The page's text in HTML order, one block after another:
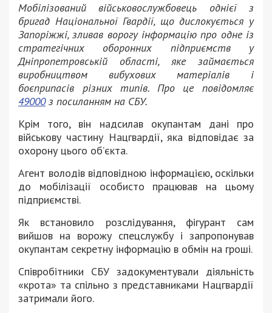
Мобілізований військовослужбовець однієї з
бригад Національної Гвардії, що дислокується у
Запоріжжі, зливав ворогу інформацію про одне із
стратегічних оборонних підприємств у
Дніпропетровській області, яке займається
виробництвом вибухових матеріалів і
боєприпасів різних типів. Про це повідомляє
49000з посиланням на СБУ.
Крім того, він надсилав окупантам дані про
військову частину Нацгвардії, яка відповідає за
охорону цього об’єкта.
Агент володів відповідною інформацією, оскільки
до мобілізації особисто працював на цьому
підприємстві.
Як встановило розслідування, фігурант сам
вийшов на ворожу спецслужбу і запропонував
окупантам секретну інформацію в обмін на гроші.
Співробітники СБУ задокументували діяльність
«крота» та спільно з представниками Нацгвардії
затримали його.